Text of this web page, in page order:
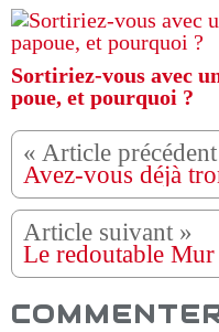
Sortiriez-vous avec
poue, et pourquoi ?